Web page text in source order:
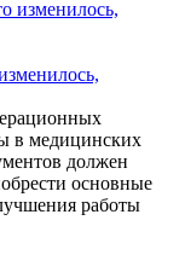
в медицинских
должен
основные
работы